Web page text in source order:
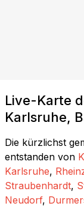
Live-Karte
Karlsruhe,
Die kürzlichst
entstanden von
Karlsruhe,
Straubenhardt,
Neudorf,